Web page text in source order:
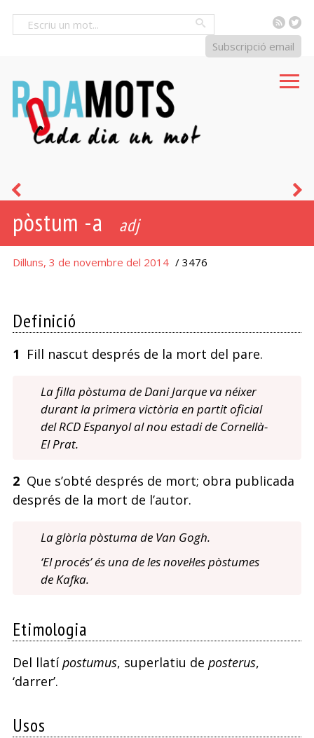
RSS
Subscripció email
pòstum -a adj
Dilluns, 3 de novembre del 2014 / 3476
Definició
1 Fill nascut després de la mort del pare.
La filla pòstuma de Dani Jarque va néixer
durant la primera victòria en partit oficial
del RCD Espanyol al nou estadi de Cornellà-
El Prat.
2Que s’obté després de mort; obra publicada
després de la mort de l’autor.
La glòria pòstuma de Van Gogh.
‘El procés’és una de les novel·les pòstumes
de Kafka.
Etimologia
Del llatípostumus, superlatiu de posterus,
‘darrer’.
Usos
pagar
justos
per